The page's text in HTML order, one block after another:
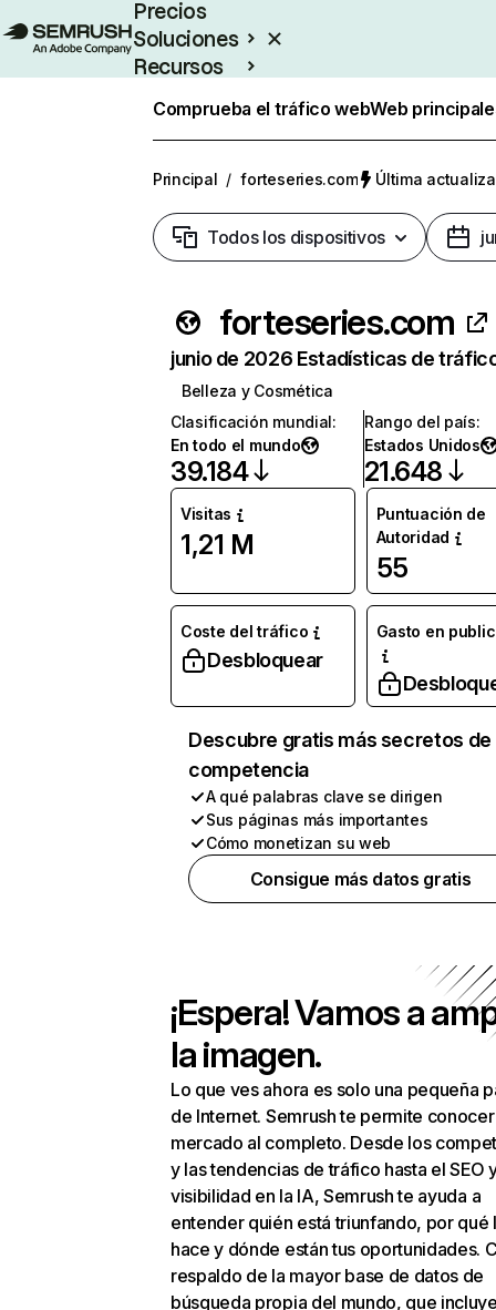
Precios
Soluciones
Recursos
Comprueba el tráfico webWeb
Principal / forteseries.com Última
Todos los dispositivos
forteseries.com
junio de 2026 Estadísticas de
Belleza y Cosmética
Clasificación mundial:
En todo el mundo
39.184
Rango del país:
Estados Unidos
21.648
Visitas
1,21 M
Puntuación de
Autoridad
55
Coste del tráfico
Desbloquear
Gasto en
Descubre gratis más secretos de
competencia
A qué palabras clave se dirigen
Sus páginas más importantes
Cómo monetizan su web
Consigue más datos gratis
¡Espera! Vamos a
la imagen.
Lo que ves ahora es solo una pequeña
de Internet. Semrush te permite
mercado al completo. Desde los
y las tendencias de tráfico hasta el SEO
visibilidad en la IA, Semrush te ayuda a
entender quién está triunfando, por qué
hace y dónde están tus oportunidades.
respaldo de la mayor base de datos de
búsqueda propia del mundo, que